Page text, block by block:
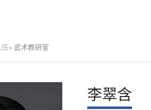
» 武术教研室
李翠含